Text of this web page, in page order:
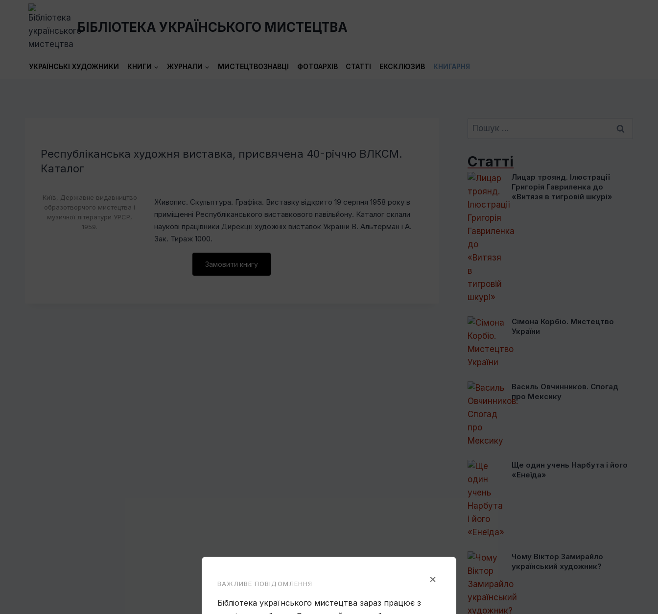
Перейти
БІБЛІОТЕКА УКРАЇНСЬКОГО МИСТЕЦТВА
УКРАЇНСЬКІ ХУДОЖНИКИ КНИГИ ЖУРНАЛИ МИСТЕЦТВОЗНАВЦІ ФОТОАРХІВ СТАТТІ ЕКСКЛЮЗИВ КНИГАРНЯ
Республіканська художня виставка, присвячена 40-річчю ВЛКСМ.
Каталог
Київ, Державне видавництво
образотворчого мистецтва і
музичної літератури УРСР,
1959.
Живопис. Скульптура. Графіка. Виставку відкрито 19 серпня 1958 року в
приміщенні Республіканського виставкового павільйону. Каталог склали
наукові працівники Дирекції художніх виставок України В. Альтерман і А.
Зак. Тираж 1000.
Замовити книгу
Пошук:
Статті
Лицар троянд. Ілюстрації
Григорія Гавриленка до
«Витязя в тигровій шкурі»
Сімона Корбіо. Мистецтво
України
Василь Овчинников. Спогад
про Мексику
Ще один учень Нарбута і його
«Енеїда»
Чому Віктор Замирайло
український художник?
×
ВАЖЛИВЕ ПОВІДОМЛЕННЯ
Бібліотека українського мистецтва зараз працює з